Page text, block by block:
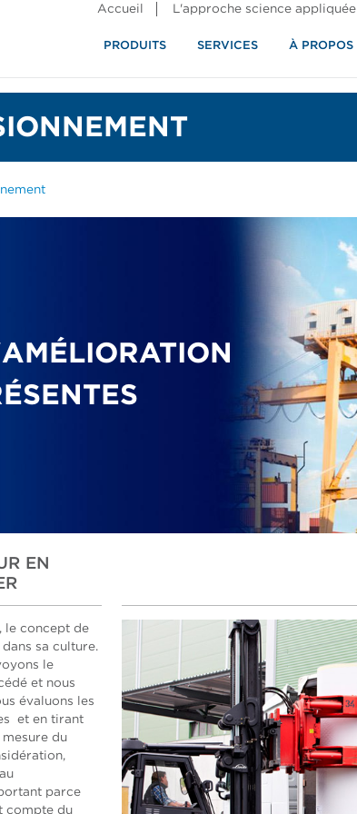
Accueil L'approche science appliquée
PRODUITS SERVICES À PROPOS
EN
le concept de
sa culture.
le
et nous
évaluons les
et en tirant
mesure du
parce
compte du